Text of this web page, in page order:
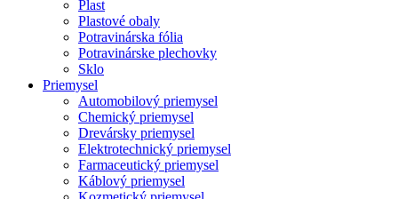
Plast
Plastové obaly
Potravinárska fólia
Potravinárske plechovky
Sklo
Priemysel
Automobilový priemysel
Chemický priemysel
Drevársky priemysel
Elektrotechnický priemysel
Farmaceutický priemysel
Káblový priemysel